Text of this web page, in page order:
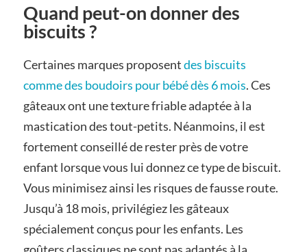
Quand peut-on donner des
biscuits ?
Certaines marques proposentdes biscuits
comme des boudoirs pour bébé dès 6 mois. Ces
gâteaux ont une texture friable adaptée à la
mastication des tout-petits. Néanmoins, il est
fortement conseillé de rester près de votre
enfant lorsque vous lui donnez ce type de biscuit.
Vous minimisez ainsi les risques de fausse route.
Jusqu’à 18 mois, privilégiez les gâteaux
spécialement conçus pour les enfants. Les